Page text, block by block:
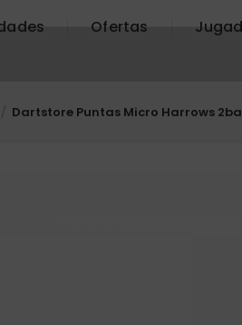
Ofertas
Dartstore Puntas Micro Harrows